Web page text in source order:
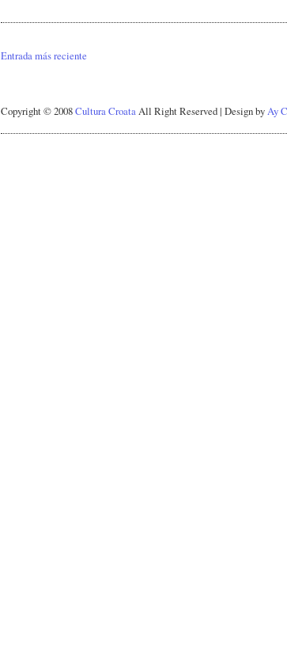
Entrada más reciente
Copyright © 2008Cultura Croata All Right Reserved | Design by Ay